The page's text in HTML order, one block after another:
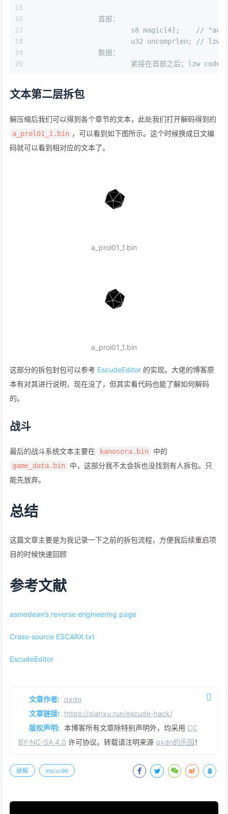
15
16
17
18
19
20
	    	首部：
			s8 magic[4];	// "acp"
u32
		数据：
文本第二层拆包
解压缩后我们可以得到各个章节的文本，此处我们打开解码得到的
a_prol01_1.bin ，可以看到如下图所示。这个时候换成日文编
码就可以看到相对应的文本了。
a_prol01_1.bin
a_prol01_1.bin
这部分的拆包封包可以参考 EscudeEditor 的实现。大佬的博客原
本有对其进行说明，现在没了，但其实看代码也能了解如何解码
的。
战斗
最后的战斗系统文本主要在 kanosora.bin 中的
game_data.bin
中，这部分我不太会拆也没找到有人拆包。只
能先放弃。
总结
这篇文章主要是为我记录一下之前的拆包流程，方便我后续重启项
目的时候快速回顾
参考文献
asmodean’s reverse engineering page
Crass-source ESCARX.txt
EscudeEditor
文章作者: qxdn
文章链接: https://qianxu.run/escude-hack/
版权声明: 本博客所有文章除特别声明外，均采用 CC
BY-NC-SA 4.0 许可协议。转载请注明来源 qxdn的乐园！
破解 escu:de